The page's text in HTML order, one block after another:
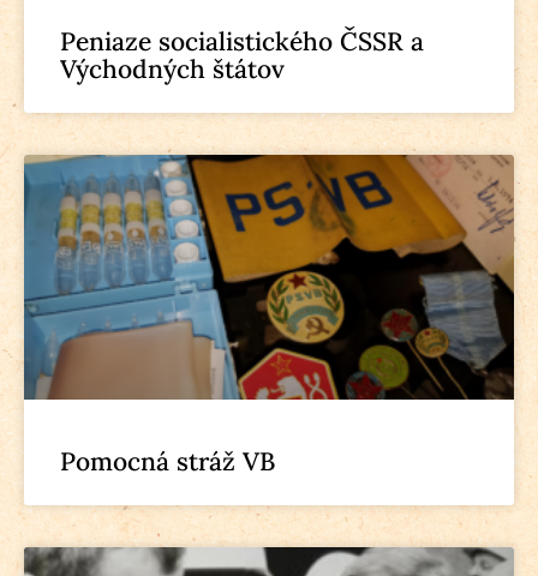
Peniaze socialistického ČSSR a
Východných štátov
Pomocná stráž VB